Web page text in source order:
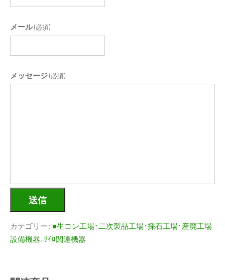
メール(必須)
メッセージ(必須)
送信
カテゴリー: ■生コン工場･二次製品工場･採石工場･産廃工場
設備機器, ｻｲﾛ関連機器